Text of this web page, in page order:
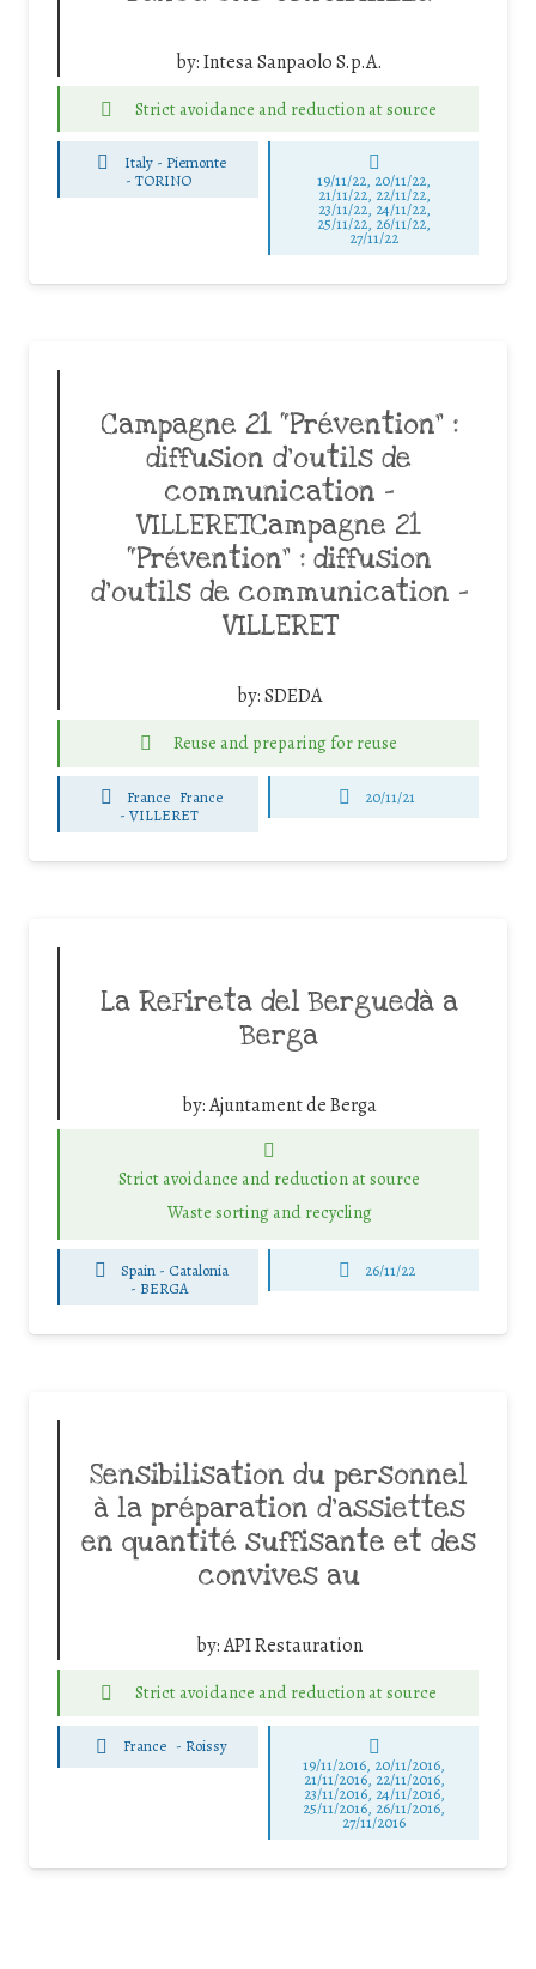
by:Intesa Sanpaolo S.p.A.
Strict avoidance and reduction at source
Italy - Piemonte
-TORINO 19/11/22, 20/11/22,
21/11/22, 22/11/22,
23/11/22, 24/11/22,
25/11/22, 26/11/22,
27/11/22
Campagne 21 “Prévention” :
diffusion d’outils de
communication –
VILLERETCampagne 21
“Prévention” : diffusion
d’outils de communication –
VILLERET
by:SDEDA
Reuse and preparing for reuse
France France
- VILLERET
20/11/21
La ReFireta del Berguedà a
Berga
by:Ajuntament de Berga
Strict avoidance and reduction at source
Waste sorting and recycling
Spain - Catalonia
- BERGA
26/11/22
Sensibilisation du personnel
à la préparation d’assiettes
en quantité suffisante et des
convives au
by:API Restauration
Strict avoidance and reduction at source
France - Roissy
19/11/2016, 20/11/2016,
21/11/2016, 22/11/2016,
23/11/2016, 24/11/2016,
25/11/2016, 26/11/2016,
27/11/2016